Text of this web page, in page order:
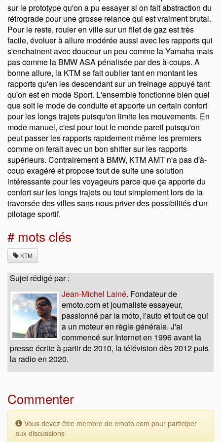
sur le prototype qu'on a pu essayer si on fait abstraction du
rétrograde pour une grosse relance qui est vraiment brutal.
Pour le reste, rouler en ville sur un filet de gaz est très
facile, évoluer à allure modérée aussi avec les rapports qui
s'enchainent avec douceur un peu comme la Yamaha mais
pas comme la BMW ASA pénalisée par des à-coups. A
bonne allure, la KTM se fait oublier tant en montant les
rapports qu'en les descendant sur un freinage appuyé tant
qu'on est en mode Sport. L'ensemble fonctionne bien quel
que soit le mode de conduite et apporte un certain confort
pour les longs trajets puisqu'on limite les mouvements. En
mode manuel, c'est pour tout le monde pareil puisqu'on
peut passer les rapports rapidement même les premiers
comme on ferait avec un bon shifter sur les rapports
supérieurs. Contrairement à BMW, KTM AMT n'a pas d'à-
coup exagéré et propose tout de suite une solution
intéressante pour les voyageurs parce que ça apporte du
confort sur les longs trajets ou tout simplement lors de la
traversée des villes sans nous priver des possibilités d'un
pilotage sportif.
# mots clés
KTM
Sujet rédigé par :
Jean-Michel Lainé. Fondateur de
emoto.com et journaliste essayeur,
passionné par la moto, l'auto et tout ce qui
a un moteur en règle générale. J'ai
commencé sur Internet en 1996 avant la
presse écrite à partir de 2010, la télévision dès 2012 puis
la radio en 2020.
Commenter
Vous devez être membre de emoto.com pour participer
aux discussions